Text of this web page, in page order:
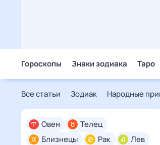
Гороскопы Знаки зодиака Таро
Все статьи Зодиак Народные
Овен
Телец
Близнецы
Рак
Лев